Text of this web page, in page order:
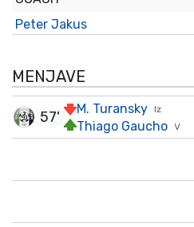
Peter Jakus
MENJAVE
Iz
M. Turansky
V
Thiago Gaucho
57'